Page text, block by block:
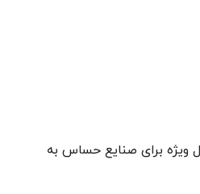
برای صنایع حساس به